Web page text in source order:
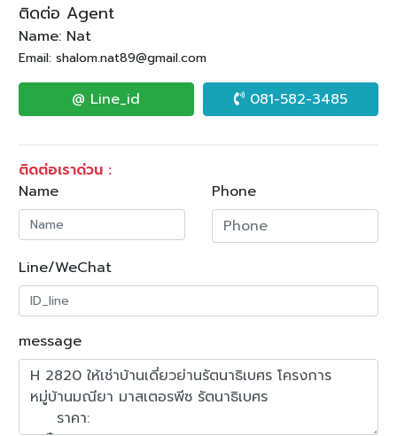
ติดต่อ Agent
Name: Nat
Email: shalom.nat89@gmail.com
@ Line_id 081-582-3485
ติดต่อเราด่วน :
Name
Phone
Line/WeChat
message